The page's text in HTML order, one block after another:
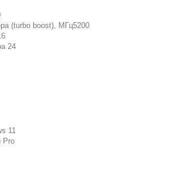
(turbo boost), МГц5200
24
11
Pro